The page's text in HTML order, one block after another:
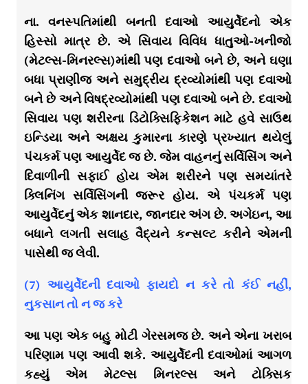
ના. વનસ્પતિમાંથી બનતી દવાઓ આયુર્વેદનો એક
હિસ્સો માત્ર છે. એ સિવાય વિવિધ ધાતુઓ-ખનીજો
(મેટલ્સ-મિનરલ્સ)માંથી પણ દવાઓ બને છે, અને ઘણા
બધા પ્રાણીજ અને સમુદ્રીય દ્રવ્યોમાંથી પણ દવાઓ
બને છે અને વિષદ્રવ્યોમાંથી પણ દવાઓ બને છે. દવાઓ
સિવાય પણ શરીરના ડિટોક્સિફિકેશન માટે હવે સાઉથ
ઇન્ડિયા અને અક્ષય કુમારના કારણે પ્રખ્યાત થયેલું
પંચકર્મ પણ આયુર્વેદ જ છે. જેમ વાહનનું સર્વિસિંગ અને
દિવાળીની સફાઈ હોય એમ શરીરને પણ સમયાંતરે
ક્લિનિંગ સર્વિસિંગની જરૂર હોય. એ પંચકર્મ પણ
આયુર્વેદનું એક શાનદાર, જાનદાર અંગ છે. અગેઇન, આ
બધાને લગતી સલાહ વૈદ્યને કન્સલ્ટ કરીને એમની
પાસેથી જ લેવી.
(7) આયુર્વેદની દવાઓ ફાયદો ન કરે તો કંઈ નહીં,
નુકસાન તો ન જ કરે
આ પણ એક બહુ મોટી ગેરસમજ છે. અને એના ખરાબ
પરિણામ પણ આવી શકે. આયુર્વેદની દવાઓમાં આગળ
કહ્યું એમ મેટલ્સ મિનરલ્સ અને ટોક્સિક